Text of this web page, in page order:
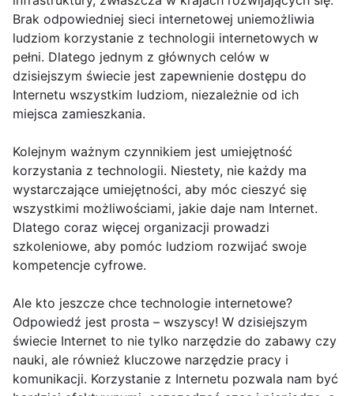
Brak odpowiedniej sieci internetowej uniemożliwia
ludziom korzystanie z technologii internetowych w
pełni. Dlatego jednym z głównych celów w
dzisiejszym świecie jest zapewnienie dostępu do
Internetu wszystkim ludziom, niezależnie od ich
miejsca zamieszkania.
Kolejnym ważnym czynnikiem jest umiejętność
korzystania z technologii. Niestety, nie każdy ma
wystarczające umiejętności, aby móc cieszyć się
wszystkimi możliwościami, jakie daje nam Internet.
Dlatego coraz więcej organizacji prowadzi
szkoleniowe, aby pomóc ludziom rozwijać swoje
kompetencje cyfrowe.
Ale kto jeszcze chce technologie internetowe?
Odpowiedź jest prosta – wszyscy! W dzisiejszym
świecie Internet to nie tylko narzędzie do zabawy czy
nauki, ale również kluczowe narzędzie pracy i
komunikacji. Korzystanie z Internetu pozwala nam być